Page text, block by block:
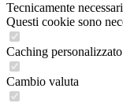
Tecnicamente
Questi cookie sono
Caching personalizzato
Cambio valuta